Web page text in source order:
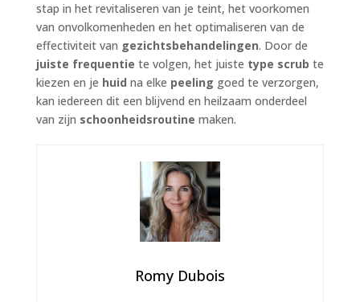
stap in het revitaliseren van je teint, het voorkomen
van onvolkomenheden en het optimaliseren van de
effectiviteit van gezichtsbehandelingen. Door de
juiste frequentie te volgen, het juiste type scrub te
kiezen en je huid na elke peeling goed te verzorgen,
kan iedereen dit een blijvend en heilzaam onderdeel
van zijn schoonheidsroutine maken.
Romy Dubois